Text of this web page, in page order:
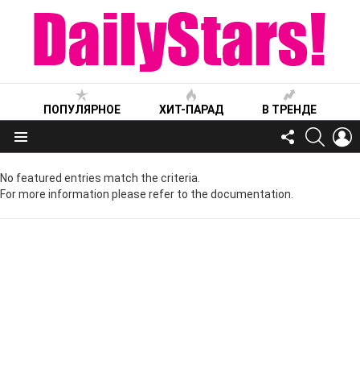
ПОПУЛЯРНОЕ ХИТ-ПАРАД В ТРЕНДЕ
Меню
FOLLOW
US
No featured entries match the criteria.
For more information please refer to the documentation.